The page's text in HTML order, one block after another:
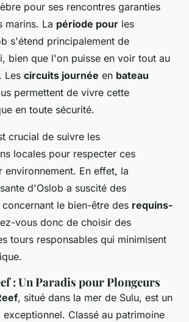
pour ses rencontres garanties
marins. La période pour les
s'étend principalement de
bien que l'on puisse en voir tout au
Les circuits journée en bateau
permettent de vivre cette
en toute sécurité.
crucial de suivre les
locales pour respecter ces
environnement. En effet, la
d'Oslob a suscité des
le bien-être des requins-
vous donc de choisir des
tours responsables qui minimisent
: Un Paradis pour Plongeurs
, situé dans la mer de Sulu, est un
exceptionnel. Classé au patrimoine